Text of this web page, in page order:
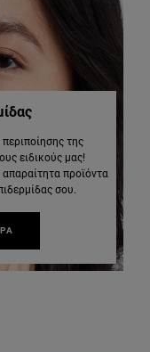
της
ειδικούς μας!
προϊόντα
σου.